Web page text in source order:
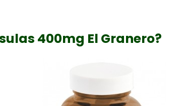
400mg El Granero?